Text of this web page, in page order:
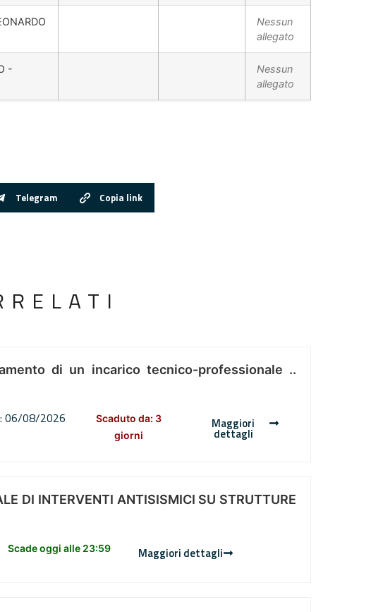
Nessun
allegato
-
Nessun
allegato
Telegram Copia link
di un incarico tecnico-professionale ..
: 06/08/2026
Scaduto da: 3
giorni
Maggiori
dettagli
DI INTERVENTI ANTISISMICI SU STRUTTURE
Scade oggi alle 23:59 Maggiori dettagli